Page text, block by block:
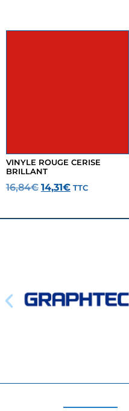
VINYLE ROUGE CERISE
BRILLANT
16,84€ 14,31€ TTC